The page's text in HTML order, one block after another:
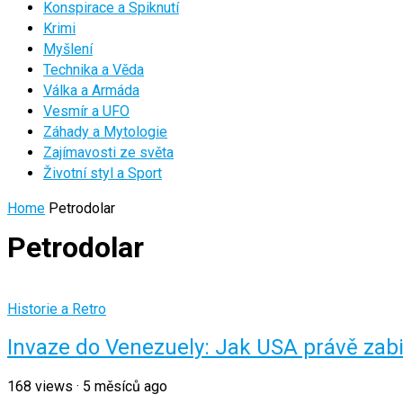
Konspirace a Spiknutí
Krimi
Myšlení
Technika a Věda
Válka a Armáda
Vesmír a UFO
Záhady a Mytologie
Zajímavosti ze světa
Životní styl a Sport
Home Petrodolar
Petrodolar
Historie a Retro
Invaze do Venezuely: Jak USA právě
168 views · 5 měsíců ago